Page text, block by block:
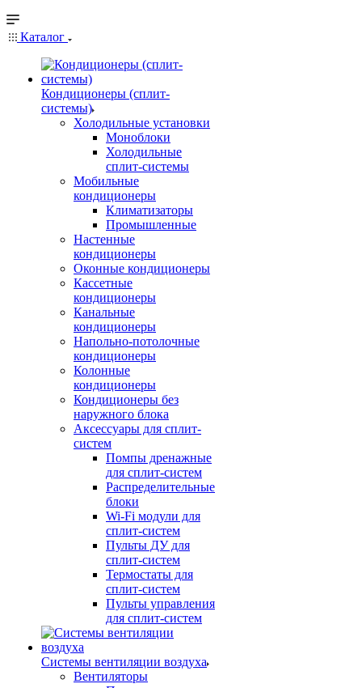
Каталог
Кондиционеры (сплит-
системы)
Холодильные установки
Моноблоки
Холодильные
сплит-системы
Мобильные
кондиционеры
Климатизаторы
Промышленные
Настенные
кондиционеры
Оконные кондиционеры
Кассетные
кондиционеры
Канальные
кондиционеры
Напольно-потолочные
кондиционеры
Колонные
кондиционеры
Кондиционеры без
наружного блока
Аксессуары для сплит-
систем
Помпы дренажные
для сплит-систем
Распределительные
блоки
Wi-Fi модули для
сплит-систем
Пульты ДУ для
сплит-систем
Термостаты для
сплит-систем
Пульты управления
для сплит-систем
Системы вентиляции воздуха
Вентиляторы